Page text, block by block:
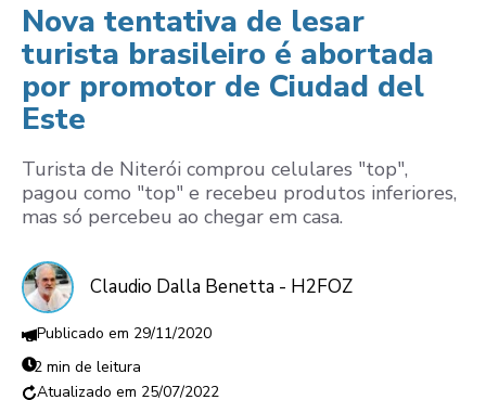
Nova tentativa de lesar
turista brasileiro é abortada
por promotor de Ciudad del
Este
Turista de Niterói comprou celulares "top",
pagou como "top" e recebeu produtos inferiores,
mas só percebeu ao chegar em casa.
Claudio Dalla Benetta - H2FOZ
29/11/2020
2 min de leitura
25/07/2022